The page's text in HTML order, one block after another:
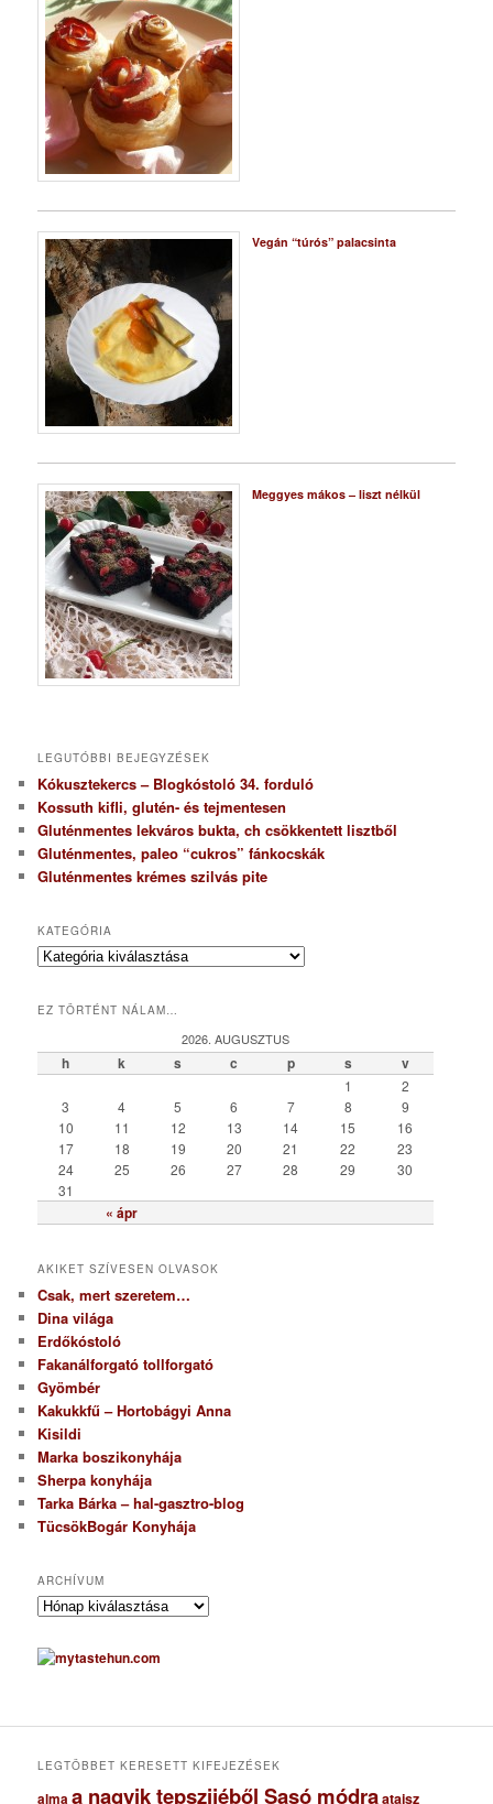
Vegán “túrós” palacsinta
Meggyes mákos – liszt nélkül
LEGUTÓBBI BEJEGYZÉSEK
Kókusztekercs – Blogkóstoló 34. forduló
Kossuth kifli, glutén- és tejmentesen
Gluténmentes lekváros bukta, ch csökkentett lisztből
Gluténmentes, paleo “cukros” fánkocskák
Gluténmentes krémes szilvás pite
KATEGÓRIA
K
e
r
EZ TÖRTÉNT NÁLAM…
2026. AUGUSZTUS
h k s c p s v
« ápr
1
2
3
4 5 6 7 8
9
10
11 12 13 14 15
16
17
18 19 20 21 22
23
24
25 26 27 28 29
30
31
AKIKET SZÍVESEN OLVASOK
Csak, mert szeretem…
Dina világa
Erdőkóstoló
Fakanálforgató tollforgató
Gyömbér
Kakukkfű – Hortobágyi Anna
Kisildi
Marka boszikonyhája
Sherpa konyhája
Tarka Bárka – hal-gasztro-blog
TücsökBogár Konyhája
ARCHÍVUM
A
c
h
u
LEGTÖBBET KERESETT KIFEJEZÉSEK
almaa nagyik tepszijéből Sasó módraataisz